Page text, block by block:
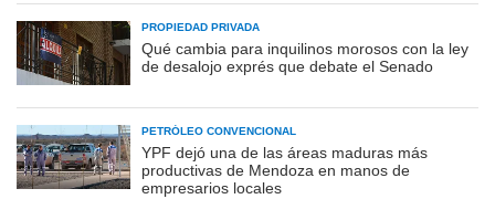
PROPIEDAD PRIVADA
Qué cambia para inquilinos morosos con la ley
de desalojo exprés que debate el Senado
PETRÓLEO CONVENCIONAL
YPF dejó una de las áreas maduras más
productivas de Mendoza en manos de
empresarios locales